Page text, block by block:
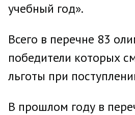
учебный год».
Всего в перечне 83
победители которых
льготы при
В прошлом году в